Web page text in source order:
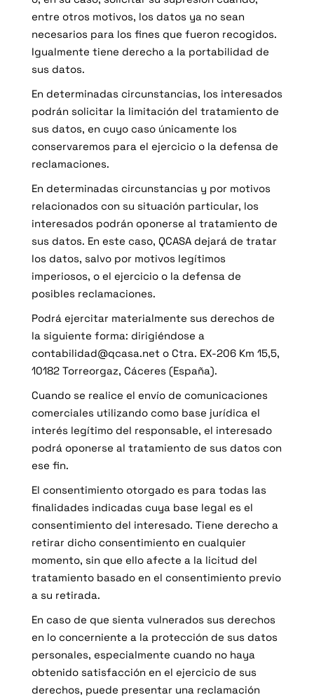
entre otros motivos, los datos ya no sean
necesarios para los fines que fueron recogidos.
Igualmente tiene derecho a la portabilidad de
sus datos.
En determinadas circunstancias, los interesados
podrán solicitar la limitación del tratamiento de
sus datos, en cuyo caso únicamente los
conservaremos para el ejercicio o la defensa de
reclamaciones.
En determinadas circunstancias y por motivos
relacionados con su situación particular, los
interesados podrán oponerse al tratamiento de
sus datos. En este caso, QCASA dejará de tratar
los datos, salvo por motivos legítimos
imperiosos, o el ejercicio o la defensa de
posibles reclamaciones.
Podrá ejercitar materialmente sus derechos de
la siguiente forma: dirigiéndose a
contabilidad@qcasa.net o Ctra. EX-206 Km 15,5,
10182 Torreorgaz, Cáceres (España).
Cuando se realice el envío de comunicaciones
comerciales utilizando como base jurídica el
interés legítimo del responsable, el interesado
podrá oponerse al tratamiento de sus datos con
ese fin.
El consentimiento otorgado es para todas las
finalidades indicadas cuya base legal es el
consentimiento del interesado. Tiene derecho a
retirar dicho consentimiento en cualquier
momento, sin que ello afecte a la licitud del
tratamiento basado en el consentimiento previo
a su retirada.
En caso de que sienta vulnerados sus derechos
en lo concerniente a la protección de sus datos
personales, especialmente cuando no haya
obtenido satisfacción en el ejercicio de sus
derechos, puede presentar una reclamación